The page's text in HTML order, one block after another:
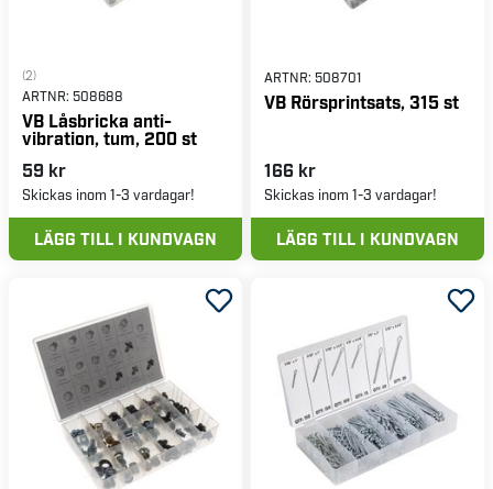
(2)
ARTNR: 508688
VB Låsbricka anti-
vibration, tum, 200 st
59 kr
Skickas inom 1-3 vardagar!
LÄGG TILL I KUNDVAGN
ARTNR: 508701
VB Rörsprintsats, 315 st
166 kr
Skickas inom 1-3 vardagar!
LÄGG TILL I KUNDVAGN